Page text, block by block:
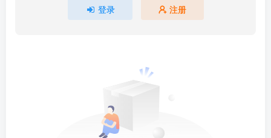
登录 注册